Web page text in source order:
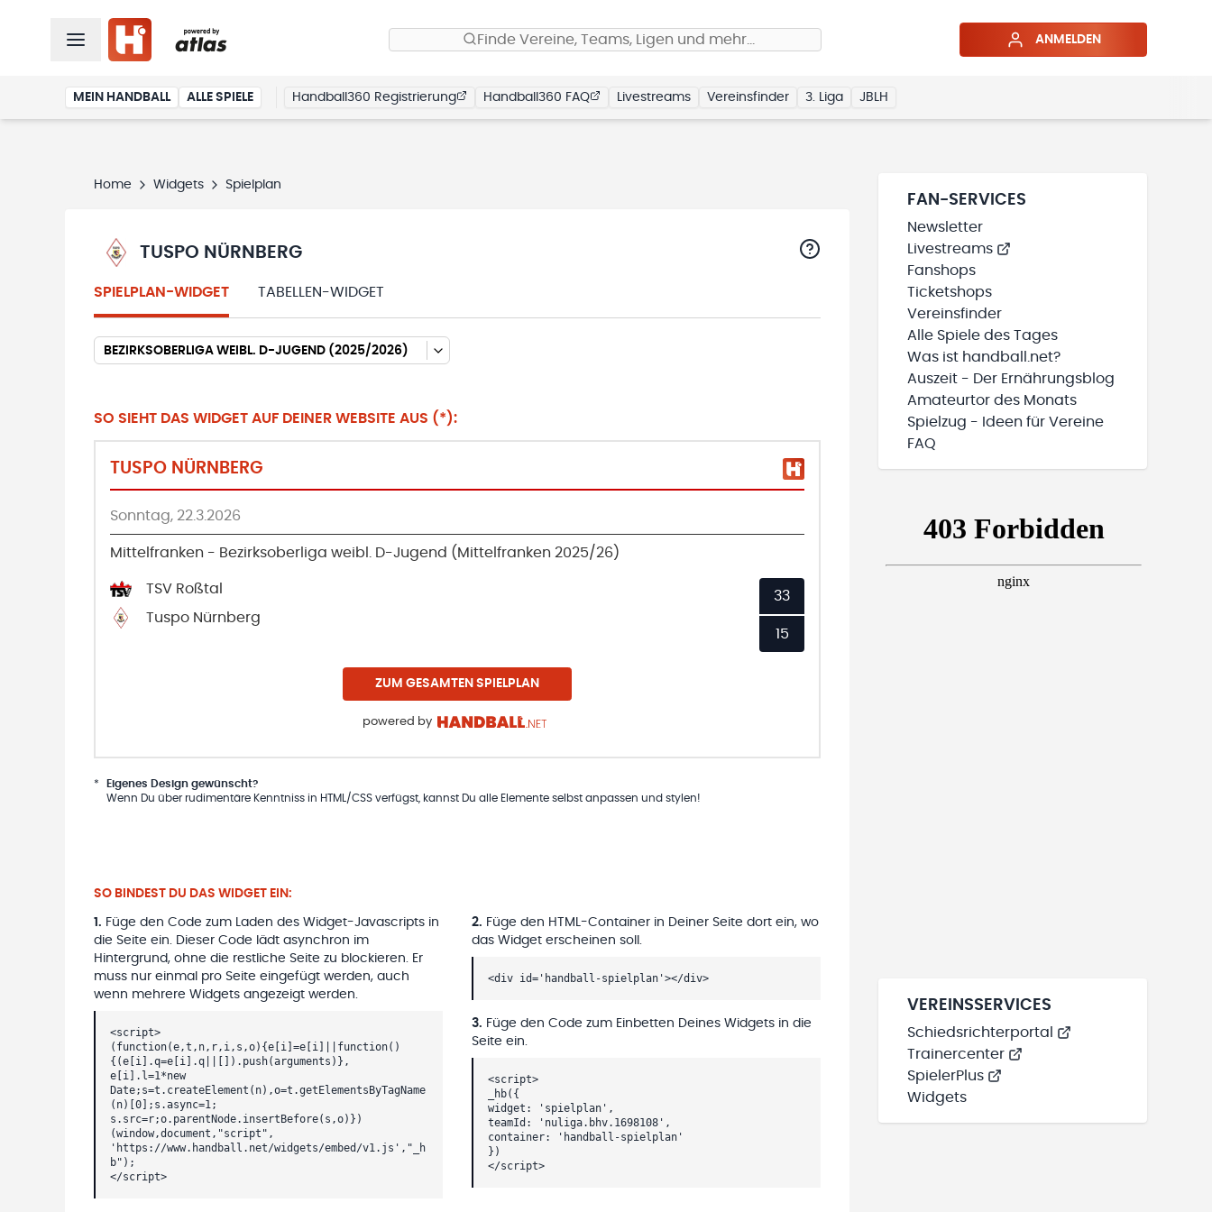
Finde Vereine, Teams, Ligen und mehr… ANMELDEN
MEIN HANDBALL ALLE SPIELE Handball360 Registrierung Handball360 FAQ Livestreams Vereinsfinder 3. Liga JBLH
Home Widgets Spielplan
TUSPO NÜRNBERG
SPIELPLAN-WIDGET TABELLEN-WIDGET
BEZIRKSOBERLIGA WEIBL. D-JUGEND (2025/2026)
SO SIEHT DAS WIDGET AUF DEINER WEBSITE AUS (*):
TUSPO NÜRNBERG
Sonntag, 22.3.2026
Mittelfranken - Bezirksoberliga weibl. D-Jugend (Mittelfranken 2025/26)
TSV Roßtal
Tuspo Nürnberg
33
15
ZUM GESAMTEN SPIELPLAN
powered by
*
Eigenes Design gewünscht?
Wenn Du über rudimentäre Kenntniss in HTML/CSS verfügst, kannst Du alle Elemente selbst anpassen und stylen!
SO BINDEST DU DAS WIDGET EIN:
1 . Füge den Code zum Laden des Widget-Javascripts in
die Seite ein. Dieser Code lädt asynchron im
Hintergrund, ohne die restliche Seite zu blockieren. Er
muss nur einmal pro Seite eingefügt werden, auch
wenn mehrere Widgets angezeigt werden.
<script>
(function(e,t,n,r,i,s,o){e[i]=e[i]||function()
{(e[i].q=e[i].q||[]).push(arguments)},
e[i].l=1*new
Date;s=t.createElement(n),o=t.getElementsByTagName
(n)[0];s.async=1;
s.src=r;o.parentNode.insertBefore(s,o)})
(window,document,"script",
'https://www.handball.net/widgets/embed/v1.js',"_h
b");
</script>
2. Füge den HTML-Container in Deiner Seite dort ein, wo
das Widget erscheinen soll.
<div id='handball-spielplan'></div>
3. Füge den Code zum Einbetten Deines Widgets in die
Seite ein.
<script>
_hb({
widget: 'spielplan',
teamId: 'nuliga.bhv.1698108',
container: 'handball-spielplan'
})
</script>
FAN-SERVICES
Newsletter
Livestreams
Fanshops
Ticketshops
Vereinsfinder
Alle Spiele des Tages
Was ist handball.net?
Auszeit - Der Ernährungsblog
Amateurtor des Monats
Spielzug - Ideen für Vereine
FAQ
VEREINSSERVICES
Schiedsrichterportal
Trainercenter
SpielerPlus
Widgets